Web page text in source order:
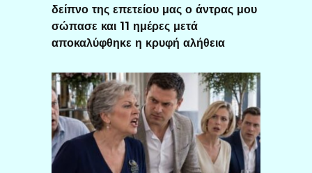
δείπνο της επετείου μας ο άντρας μου
σώπασε και 11 ημέρες μετά
αποκαλύφθηκε η κρυφή αλήθεια